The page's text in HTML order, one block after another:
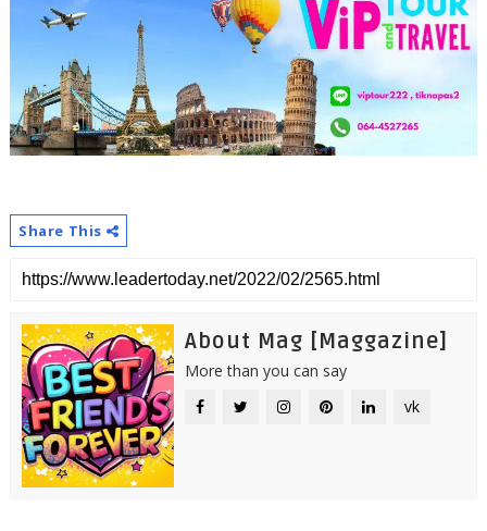
Share This
About Mag [Maggazine]
More than you can say
vk